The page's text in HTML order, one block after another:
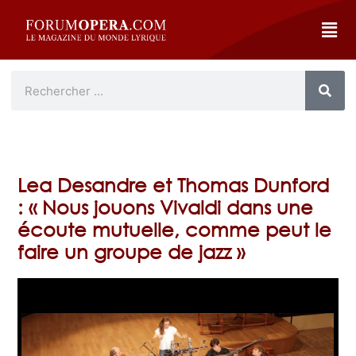
Lea Desandre et Thomas Dunford
: « Nous jouons Vivaldi dans une
écoute mutuelle, comme peut le
faire un groupe de jazz »